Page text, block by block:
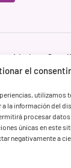
el
utilizamos
a la información del
procesar
únicas en este
negativamente a
Política de